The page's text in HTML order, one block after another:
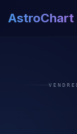
AstroChart